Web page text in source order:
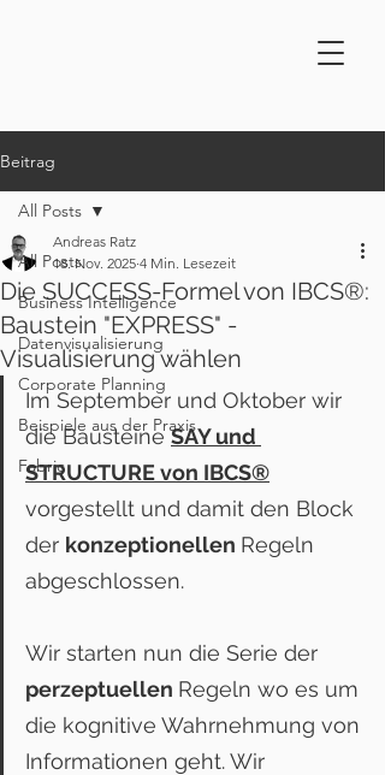
Beitrag
All Posts
Business Intelligence
Datenvisualisierung
Corporate Planning
Beispiele aus der Praxis
Fabric
All Posts
Die SUCCESS-Formel von IBCS®:
Baustein "EXPRESS" -
Visualisierung wählen
Andreas Ratz
18. Nov. 2025 4 Min. Lesezeit
Im September und Oktober wir
die Bausteine SAY und
STRUCTURE von IBCS®
vorgestellt und damit den Block
der konzeptionellen Regeln
abgeschlossen.
Wir starten nun die Serie der
perzeptuellen Regeln wo es um
die kognitive Wahrnehmung von
Informationen geht. Wir